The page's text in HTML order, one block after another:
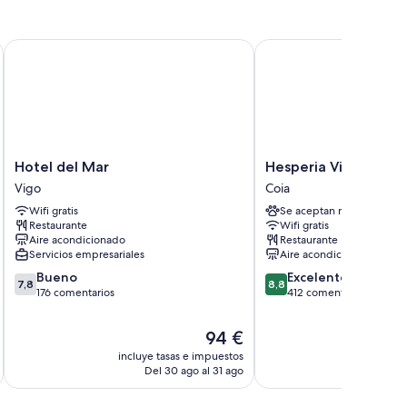
los siguientes:
Hotel
del
Mar
Vigo
Hotel del Mar
Vigo
Wifi gratis
Restaurante
Aire acondicionado
Servicios empresariales
7.8
sobre
7,8 Bueno
176 comentarios
El
precio
actual
94 €
incluye tasas e impuestos
Del 30 ago al 31 ago
Hotel del Mar
Hesperia
Vigo
Coia
Hesperia Vigo
Coia
Se aceptan mascotas
Wifi gratis
Restaurante
Aire acondicionado
8.8
sobre
8,8 Excelente
412 comentarios
Hesperia Vigo